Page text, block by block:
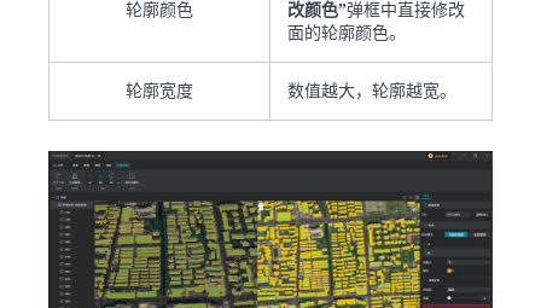
轮廓颜色
改颜色”弹框中直接修改
面的轮廓颜色。
轮廓宽度 数值越大，轮廓越宽。